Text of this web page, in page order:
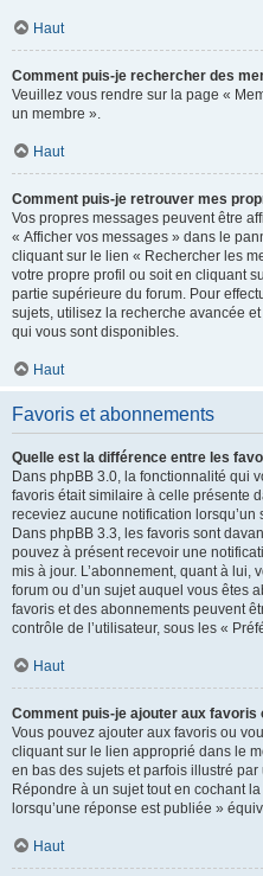
Haut
Comment puis-je rechercher des
Veuillez vous rendre sur la page «
un membre ».
Haut
Comment puis-je retrouver mes
Vos propres messages peuvent être
« Afficher vos messages » dans le
cliquant sur le lien « Rechercher les
votre propre profil ou soit en cliquant
partie supérieure du forum. Pour
sujets, utilisez la recherche avancée
qui vous sont disponibles.
Haut
Favoris et abonnements
Quelle est la différence entre les
Dans phpBB 3.0, la fonctionnalité qui
favoris était similaire à celle présente
receviez aucune notification
Dans phpBB 3.3, les favoris sont
pouvez à présent recevoir une
mis à jour. L’abonnement, quant à lui,
forum ou d’un sujet auquel vous êtes
favoris et des abonnements peuvent
contrôle de l’utilisateur, sous les «
Haut
Comment puis-je ajouter aux favoris
Vous pouvez ajouter aux favoris ou
cliquant sur le lien approprié dans le
en bas des sujets et parfois illustré par
Répondre à un sujet tout en cochant
lorsqu’une réponse est publiée »
Haut